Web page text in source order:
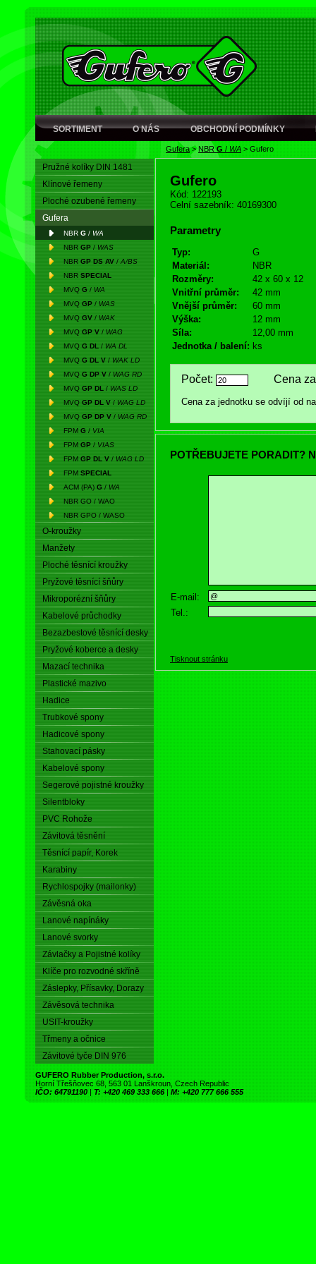
SORTIMENT O NÁS OBCHODNÍ PODMÍNKY
Gufera> NBRG / WA > Gufero
Pružné kolíky DIN 1481
Klínové řemeny
Ploché ozubené řemeny
Gufera
NBR G / WA
NBR GP / WAS
NBR GP DS AV / A/BS
NBR SPECIAL
MVQ G / WA
MVQ GP / WAS
MVQ GV / WAK
MVQ GP V / WAG
MVQ G DL / WA DL
MVQ G DL V / WAK LD
MVQ G DP V / WAG RD
MVQ GP DL / WAS LD
MVQ GP DL V / WAG LD
MVQ GP DP V / WAG RD
FPM G / VIA
FPM GP / VIAS
FPM GP DL V / WAG LD
FPM SPECIAL
ACM (PA) G / WA
NBR GO / WAO
NBR GPO / WASO
O-kroužky
Manžety
Ploché těsnící kroužky
Pryžové těsnící šňůry
Mikroporézní šňůry
Kabelové průchodky
Bezazbestové těsnící desky
Pryžové koberce a desky
Mazací technika
Plastické mazivo
Hadice
Trubkové spony
Hadicové spony
Stahovací pásky
Kabelové spony
Segerové pojistné kroužky
Silentbloky
PVC Rohože
Závitová těsnění
Těsnící papír, Korek
Karabiny
Rychlospojky (mailonky)
Závěsná oka
Lanové napínáky
Lanové svorky
Závlačky a Pojistné kolíky
Klíče pro rozvodné skříně
Záslepky, Přísavky, Dorazy
Závěsová technika
USIT-kroužky
Třmeny a očnice
Závitové tyče DIN 976
Gufero
Kód: 122193
Celní sazebník: 40169300
Parametry
Typ:
G
Materiál:
NBR
Rozměry:
42 x 60 x 12
Vnitřní průměr:
42 mm
Vnější průměr:
60 mm
Výška:
12 mm
Síla:
12,00 mm
Jednotka / balení: ks
Počet: Cena za
Cena za jednotku se odvíjí od
POTŘEBUJETE PORADIT?
E-mail:
Tel.:
Tisknout stránku
GUFERO Rubber Production, s.r.o.
Horní Třešňovec 68, 563 01 Lanškroun, Czech Republic
IČO: 64791190 | T: +420 469 333 666 | M: +420 777 666 555